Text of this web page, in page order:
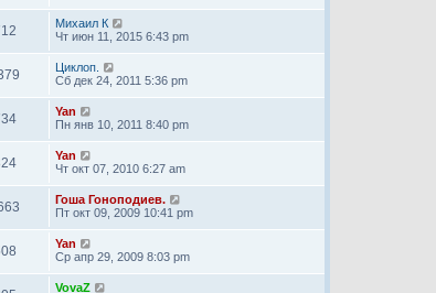
Михаил К
Чт июн 11, 2015 6:43 pm
Циклоп.
Сб дек 24, 2011 5:36 pm
Yan
Пн янв 10, 2011 8:40 pm
Yan
Чт окт 07, 2010 6:27 am
Гоша Гоноподиев.
Пт окт 09, 2009 10:41 pm
Yan
Ср апр 29, 2009 8:03 pm
VovaZ